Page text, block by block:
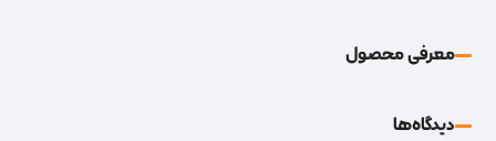
معرفی محصول
دیدگاه‌‌ها